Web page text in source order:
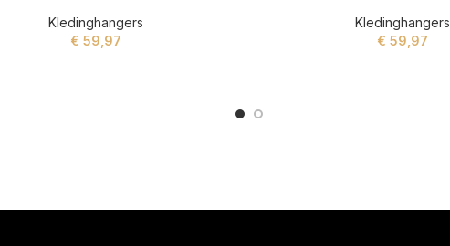
Kledinghangers
€ 59,97
Kledinghangers
€ 59,97